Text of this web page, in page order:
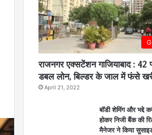
राजनगर एक्सटेंशन गाजियाबाद : 42
डबल लोन, बिल्डर के जाल में फंसे
April 21, 2022
बॉडी शेमिंग और भद्दे
होकर निजी बैंक की
मैनेजर ने किया